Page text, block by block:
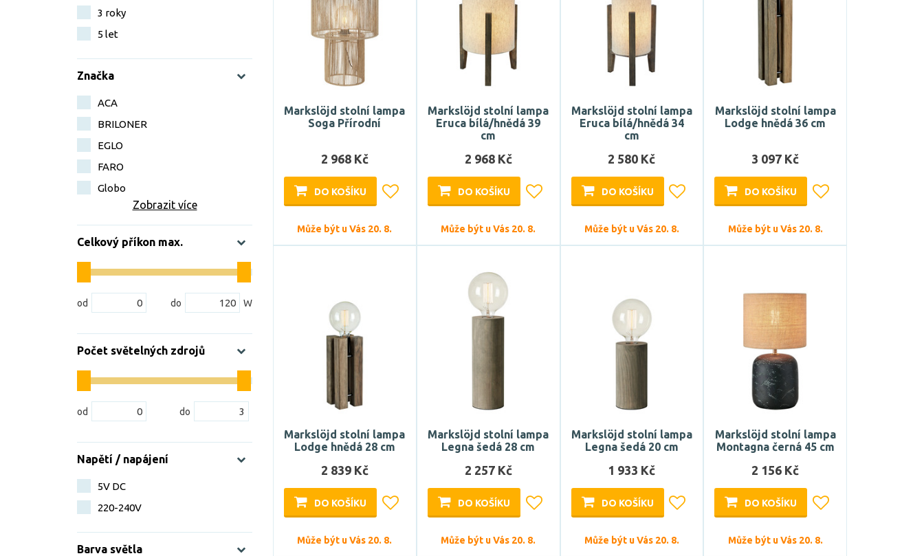
3 roky
5 let
Značka
ACA
BRILONER
EGLO
FARO
Globo
Zobrazit více
Celkový příkon max.
Počet světelných zdrojů
Napětí / napájení
5V DC
220-240V
Barva světla
Markslöjd stolní lampa
Soga Přírodní
2 968 Kč
DO KOŠÍKU
Může být u Vás 20. 8.
Markslöjd stolní lampa
Eruca bílá/hnědá 39
cm
2 968 Kč
DO KOŠÍKU
Může být u Vás 20. 8.
Markslöjd stolní lampa
Eruca bílá/hnědá 34
cm
2 580 Kč
DO KOŠÍKU
Může být u Vás 20. 8.
Markslöjd stolní lampa
Lodge hnědá 36 cm
3 097 Kč
DO KOŠÍKU
Může být u Vás 20. 8.
Markslöjd stolní lampa
Lodge hnědá 28 cm
2 839 Kč
DO KOŠÍKU
Může být u Vás 20. 8.
Markslöjd stolní lampa
Legna šedá 28 cm
2 257 Kč
DO KOŠÍKU
Může být u Vás 20. 8.
Markslöjd stolní lampa
Legna šedá 20 cm
1 933 Kč
DO KOŠÍKU
Může být u Vás 20. 8.
Markslöjd stolní lampa
Montagna černá 45 cm
2 156 Kč
DO KOŠÍKU
Může být u Vás 20. 8.